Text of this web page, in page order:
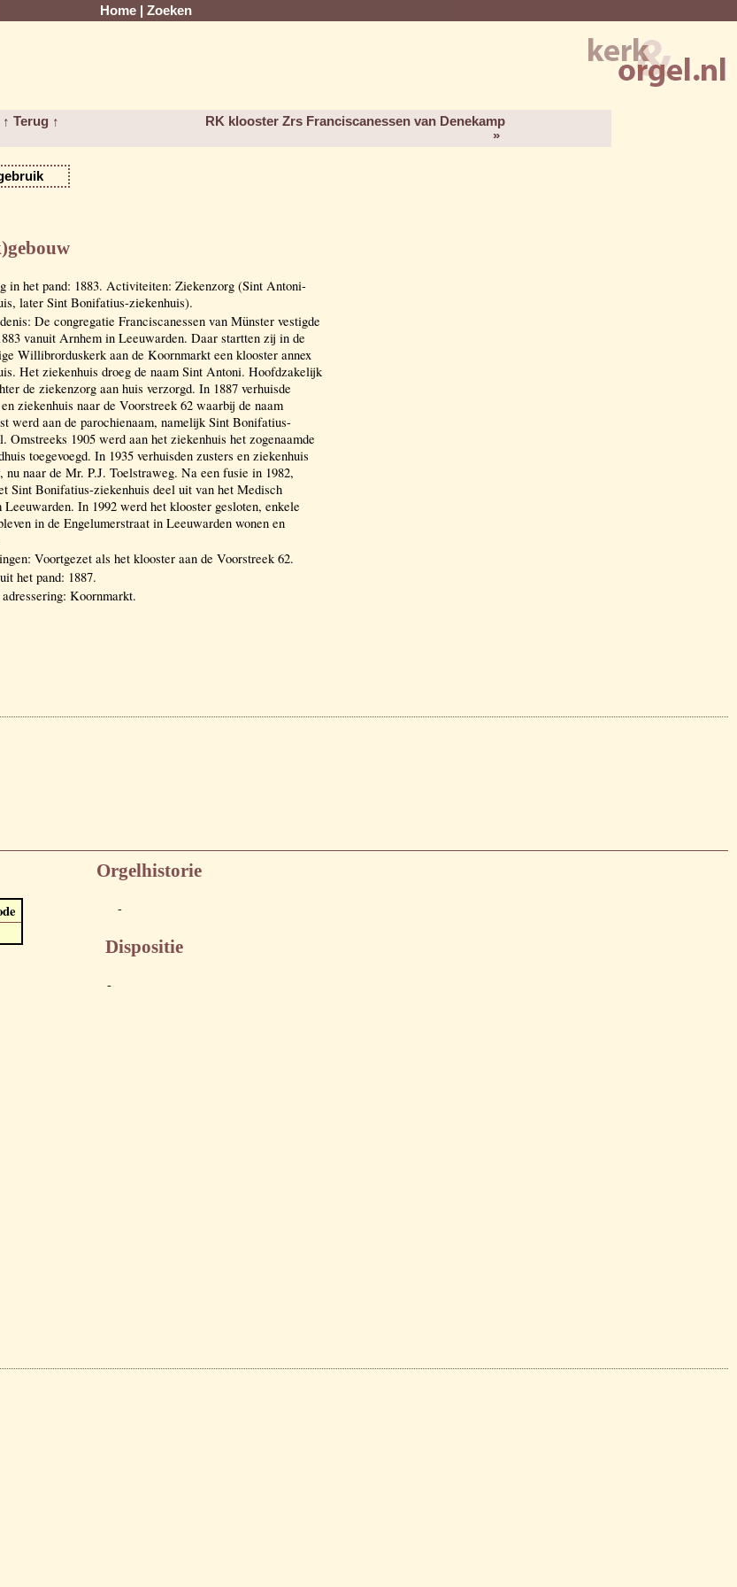
Home Zoeken
↑ Terug ↑
RK klooster Zrs Franciscanessen van Denekamp
»
in het pand: 1883. Activiteiten: Ziekenzorg (Sint Antoni-
later Sint Bonifatius-ziekenhuis).
De congregatie Franciscanessen van Münster vestigde
vanuit Arnhem in Leeuwarden. Daar startten zij in de
Willibrorduskerk aan de Koornmarkt een klooster annex
Het ziekenhuis droeg de naam Sint Antoni. Hoofdzakelijk
de ziekenzorg aan huis verzorgd. In 1887 verhuisde
ziekenhuis naar de Voorstreek 62 waarbij de naam
werd aan de parochienaam, namelijk Sint Bonifatius-
Omstreeks 1905 werd aan het ziekenhuis het zogenaamde
toegevoegd. In 1935 verhuisden zusters en ziekenhuis
nu naar de Mr. P.J. Toelstraweg. Na een fusie in 1982,
Sint Bonifatius-ziekenhuis deel uit van het Medisch
Leeuwarden. In 1992 werd het klooster gesloten, enkele
in de Engelumerstraat in Leeuwarden wonen en
Voortgezet als het klooster aan de Voorstreek 62.
het pand: 1887.
Koornmarkt.
Orgelhistorie
-
Dispositie
-